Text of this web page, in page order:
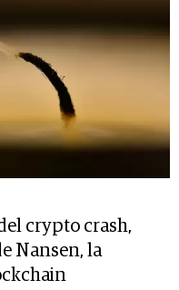
crypto crash,
Nansen, la